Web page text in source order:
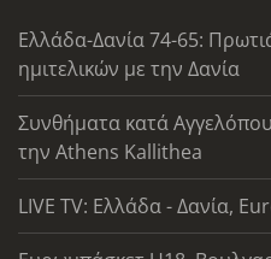
Ελλάδα-Δανία 74-65:
ημιτελικών με την Δανία
Συνθήματα κατά
την Athens Kallithea
LIVE TV: Ελλάδα - Δανία,